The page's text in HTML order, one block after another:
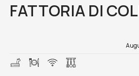
FATTORIA DI